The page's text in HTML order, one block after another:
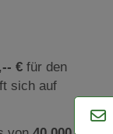
,-- € für den
sich auf